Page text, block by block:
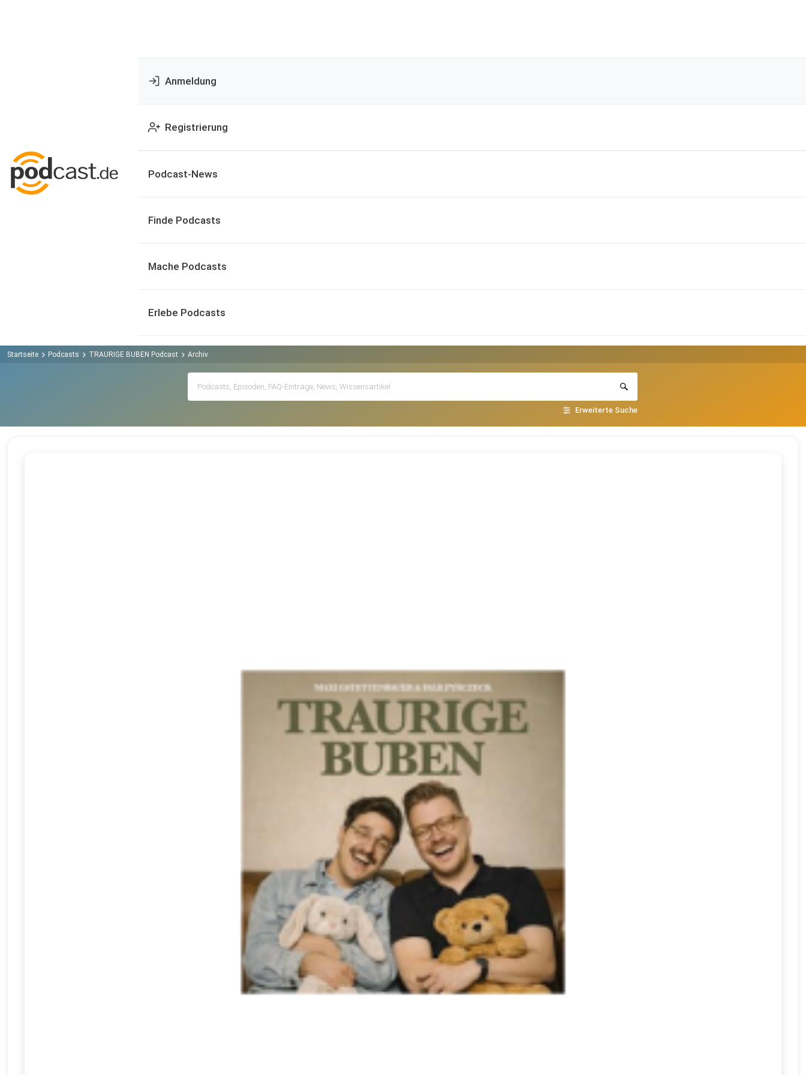
Anmeldung
Registrierung
Podcast-News
Finde Podcasts
Mache Podcasts
Erlebe Podcasts
Startseite Podcasts TRAURIGE BUBEN Podcast Archiv
Erweiterte Suche